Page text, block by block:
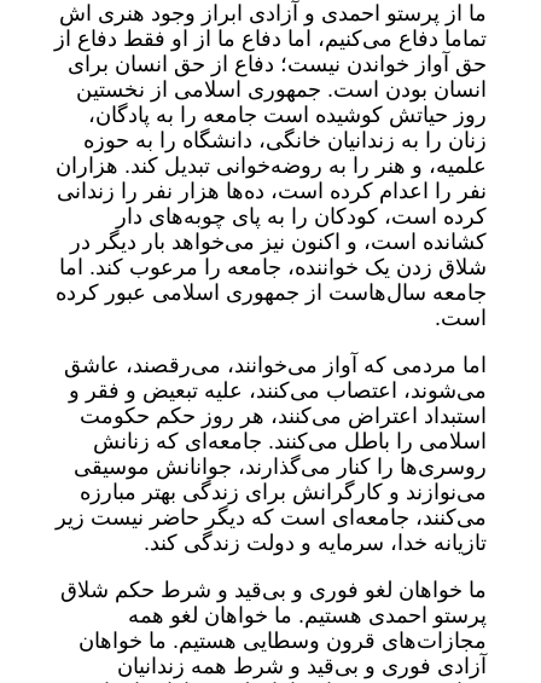
ما از پرستو احمدی و آزادی ابراز وجود هنری اش
تماما دفاع می‌کنیم، اما دفاع ما از او فقط دفاع از
حق آواز خواندن نیست؛ دفاع از حق انسان برای
انسان بودن است. جمهوری اسلامی از نخستین
روز حیاتش کوشیده است جامعه را به پادگان،
زنان را به زندانیان خانگی، دانشگاه را به حوزه
علمیه، و هنر را به روضه‌خوانی تبدیل کند. هزاران
نفر را اعدام کرده است، ده‌ها هزار نفر را زندانی
کرده است، کودکان را به پای چوبه‌های دار
کشانده است، و اکنون نیز می‌خواهد بار دیگر در
شلاق زدن یک خواننده، جامعه را مرعوب کند. اما
جامعه سال‌هاست از جمهوری اسلامی عبور کرده
است.
اما مردمی که آواز می‌خوانند، می‌رقصند، عاشق
می‌شوند، اعتصاب می‌کنند، علیه تبعیض و فقر و
استبداد اعتراض می‌کنند، هر روز حکم حکومت
اسلامی را باطل می‌کنند. جامعه‌ای که زنانش
روسری‌ها را کنار می‌گذارند، جوانانش موسیقی
می‌نوازند و کارگرانش برای زندگی بهتر مبارزه
می‌کنند، جامعه‌ای است که دیگر حاضر نیست زیر
تازیانه خدا، سرمایه و دولت زندگی کند.
ما خواهان لغو فوری و بی‌قید و شرط حکم شلاق
پرستو احمدی هستیم. ما خواهان لغو همه
مجازات‌های قرون وسطایی هستیم. ما خواهان
آزادی فوری و بی‌قید و شرط همه زندانیان